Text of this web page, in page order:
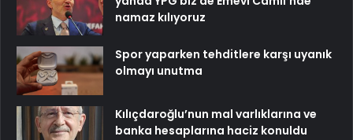
namaz kılıyoruz
Spor yaparken tehditlere karşı uyanık
olmayı unutma
Kılıçdaroğlu’nun mal varlıklarına ve
banka hesaplarına haciz konuldu